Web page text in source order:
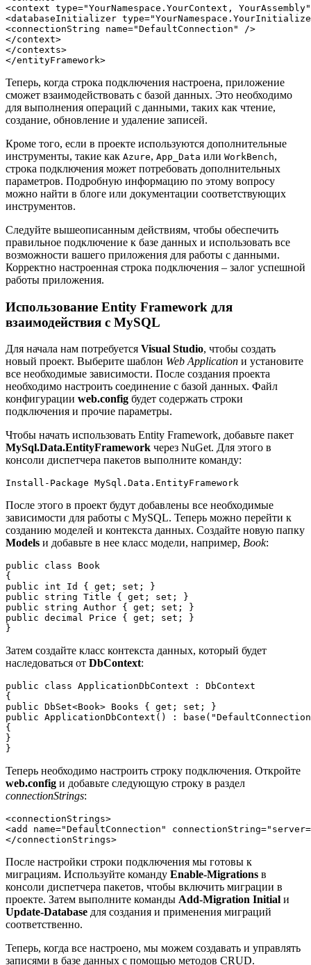
<context type="YourNamespace.YourContext,
<databaseInitializer
<connectionString name="DefaultConnection" />
</context>
</contexts>
</entityFramework>
Теперь, когда строка подключения настроена, приложение
сможет взаимодействовать с базой данных. Это необходимо
для выполнения операций с данными, таких как чтение,
создание, обновление и удаление записей.
Кроме того, если в проекте используются дополнительные
инструменты, такие как Azure, App_Data или WorkBench,
строка подключения может потребовать дополнительных
параметров. Подробную информацию по этому вопросу
можно найти в блоге или документации соответствующих
инструментов.
Следуйте вышеописанным действиям, чтобы обеспечить
правильное подключение к базе данных и использовать все
возможности вашего приложения для работы с данными.
Корректно настроенная строка подключения – залог успешной
работы приложения.
Использование Entity Framework для
взаимодействия с MySQL
Для начала нам потребуется Visual Studio, чтобы создать
новый проект. Выберите шаблон Web Application и установите
все необходимые зависимости. После создания проекта
необходимо настроить соединение с базой данных. Файл
конфигурации web.config будет содержать строки
подключения и прочие параметры.
Чтобы начать использовать Entity Framework, добавьте пакет
MySql.Data.EntityFramework через NuGet. Для этого в
консоли диспетчера пакетов выполните команду:
После этого в проект будут добавлены все необходимые
зависимости для работы с MySQL. Теперь можно перейти к
созданию моделей и контекста данных. Создайте новую папку
Models и добавьте в нее класс модели, например, Book:
public class Book
{
public int Id { get; set; }
public string Title { get; set; }
public string Author { get; set; }
public decimal Price { get; set; }
Затем создайте класс контекста данных, который будет
наследоваться от DbContext:
public class ApplicationDbContext : DbContext
{
public DbSet<Book> Books { get; set; }
public ApplicationDbContext() :
{
}
Теперь необходимо настроить строку подключения. Откройте
web.config и добавьте следующую строку в раздел
connectionStrings:
<connectionStrings>
<add name="DefaultConnection"
После настройки строки подключения мы готовы к
миграциям. Используйте команду Enable-Migrations в
консоли диспетчера пакетов, чтобы включить миграции в
проекте. Затем выполните команды Add-Migration Initial и
Update-Database для создания и применения миграций
соответственно.
Теперь, когда все настроено, мы можем создавать и управлять
записями в базе данных с помощью методов CRUD.